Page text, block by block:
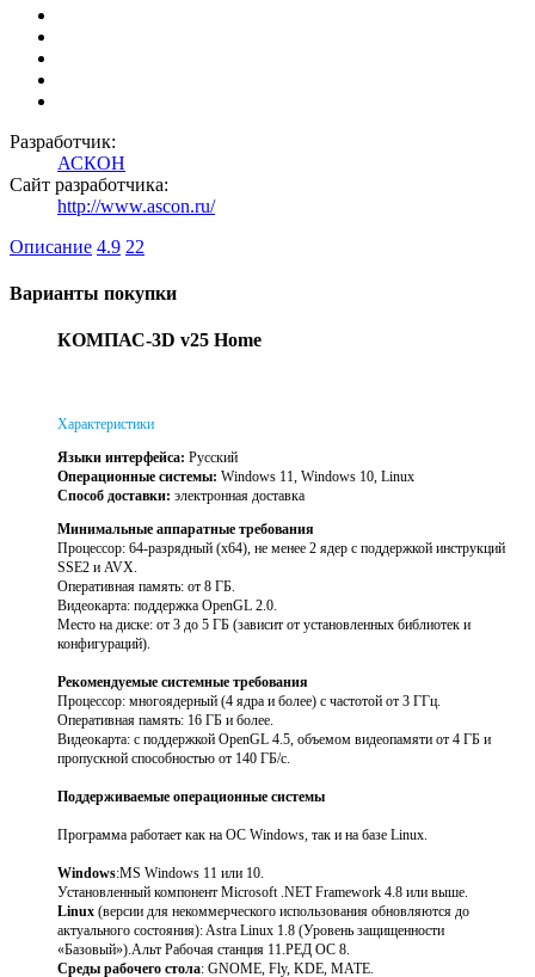
Разработчик:
АСКОН
Сайт разработчика:
http://www.ascon.ru/
Описание 4.9 22
Варианты покупки
КОМПАС-3D v25 Home
Характеристики
Языки интерфейса: Русский
Операционные системы: Windows 11, Windows 10, Linux
Способ доставки: электронная доставка
Минимальные аппаратные требования
Процессор: 64-разрядный (x64), не менее 2 ядер с поддержкой инструкций
SSE2 и AVX.
Оперативная память: от 8 ГБ.
Видеокарта: поддержка OpenGL 2.0.
Место на диске: от 3 до 5 ГБ (зависит от установленных библиотек и
конфигураций).
Рекомендуемые системные требования
Процессор: многоядерный (4 ядра и более) с частотой от 3 ГГц.
Оперативная память: 16 ГБ и более.
Видеокарта: с поддержкой OpenGL 4.5, объемом видеопамяти от 4 ГБ и
пропускной способностью от 140 ГБ/с.
Поддерживаемые операционные системы
Программа работает как на ОС Windows, так и на базе Linux.
Windows:MS Windows 11 или 10.
Установленный компонент Microsoft .NET Framework 4.8 или выше.
Linux (версии для некоммерческого использования обновляются до
актуального состояния): Astra Linux 1.8 (Уровень защищенности
«Базовый»).Альт Рабочая станция 11.РЕД ОС 8.
Среды рабочего стола: GNOME, Fly, KDE, MATE.